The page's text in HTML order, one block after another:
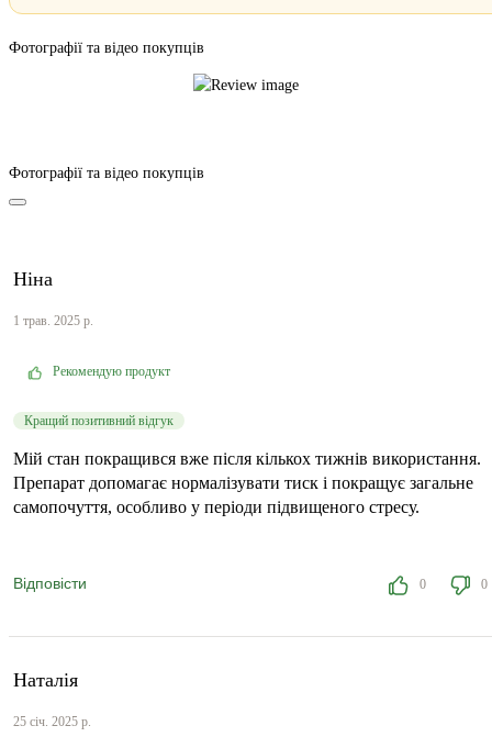
Фотографії та відео покупців
Фотографії та відео покупців
Ніна
1 трав. 2025 р.
Рекомендую продукт
Кращий позитивний відгук
Мій стан покращився вже після кількох тижнів використання.
Препарат допомагає нормалізувати тиск і покращує загальне
самопочуття, особливо у періоди підвищеного стресу.
Відповісти 0 0
Наталія
25 січ. 2025 р.